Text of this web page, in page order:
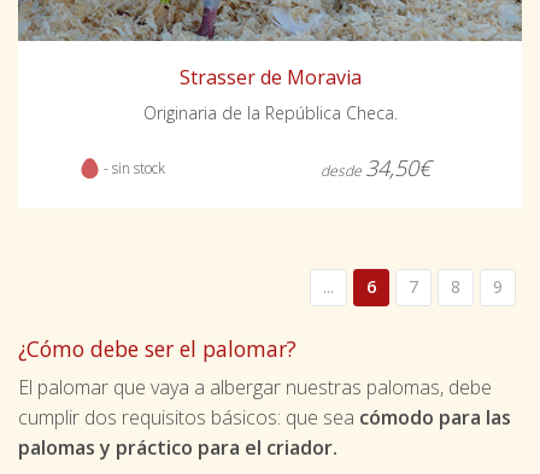
Strasser de Moravia
Originaria de la República Checa.
- sin stock desde 34,50€
... 6 7 8 9
¿Cómo debe ser el palomar?
El palomar que vaya a albergar nuestras palomas, debe
cumplir dos requisitos básicos: que sea cómodo para las
palomas y práctico para el criador.